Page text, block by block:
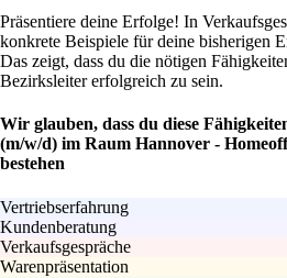
Präsentiere deine Erfolge! In
konkrete Beispiele für deine bisherigen
Das zeigt, dass du die nötigen
Bezirksleiter erfolgreich zu sein.
Wir glauben, dass du diese
(m/w/d) im Raum Hannover -
bestehen
Vertriebserfahrung
Kundenberatung
Verkaufsgespräche
Warenpräsentation